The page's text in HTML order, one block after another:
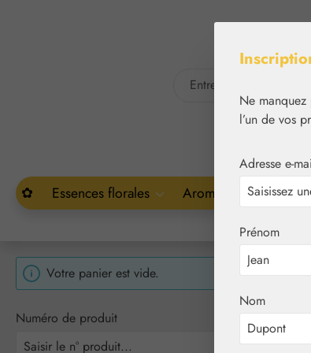
✿ Essences florales Aromathérapie
Votre panier est vide.
Numéro de produit
Ne
l’un de vos
Adresse e-
Prénom
Nom